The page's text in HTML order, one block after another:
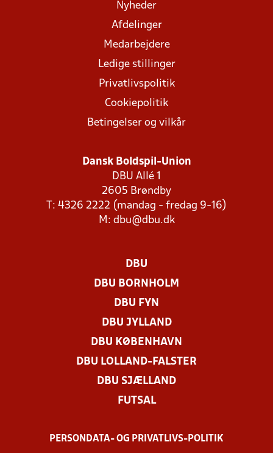
Nyheder
Afdelinger
Medarbejdere
Ledige stillinger
Privatlivspolitik
Cookiepolitik
Betingelser og vilkår
Dansk Boldspil-Union
DBU Allé 1
2605 Brøndby
T: 4326 2222 (mandag - fredag 9-16)
M: dbu@dbu.dk
DBU
DBU BORNHOLM
DBU FYN
DBU JYLLAND
DBU KØBENHAVN
DBU LOLLAND-FALSTER
DBU SJÆLLAND
FUTSAL
PERSONDATA- OG PRIVATLIVS-POLITIK